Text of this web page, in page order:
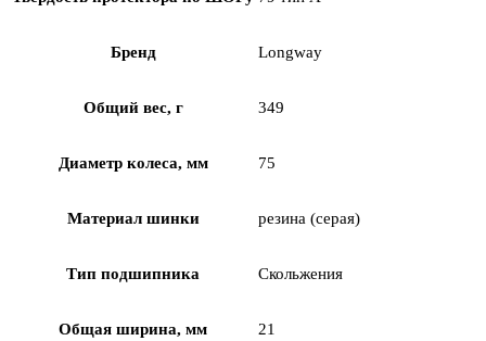
Бренд Longway
Общий вес, г 349
Диаметр колеса, мм 75
Материал шинки резина (серая)
Тип подшипника Скольжения
Общая ширина, мм 21